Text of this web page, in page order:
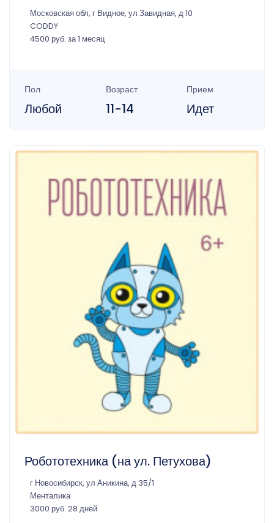
Московская обл, г Видное, ул Завидная, д 10
CODDY
4500 руб. за 1 месяц
Пол
Любой
Возраст
11-14
Прием
Идет
Робототехника (на ул. Петухова)
г Новосибирск, ул Аникина, д 35/1
Менталика
3000 руб. 28 дней